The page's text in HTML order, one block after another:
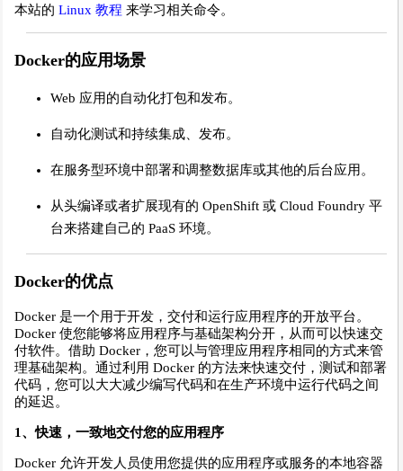
本站的 Linux 教程 来学习相关命令。
Docker的应用场景
Web 应用的自动化打包和发布。
自动化测试和持续集成、发布。
在服务型环境中部署和调整数据库或其他的后台应用。
从头编译或者扩展现有的 OpenShift 或 Cloud Foundry 平
台来搭建自己的 PaaS 环境。
Docker的优点
Docker 是一个用于开发，交付和运行应用程序的开放平台。
Docker 使您能够将应用程序与基础架构分开，从而可以快速交
付软件。借助 Docker，您可以与管理应用程序相同的方式来管
理基础架构。通过利用 Docker 的方法来快速交付，测试和部署
代码，您可以大大减少编写代码和在生产环境中运行代码之间
的延迟。
1、快速，一致地交付您的应用程序
Docker 允许开发人员使用您提供的应用程序或服务的本地容器